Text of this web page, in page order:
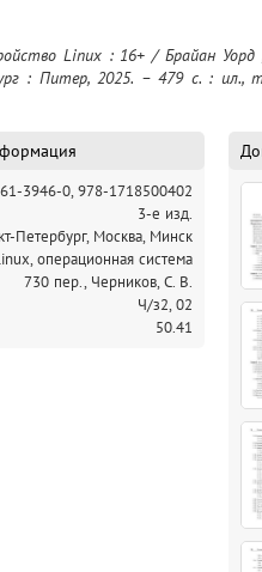
: Питер, 2025. – 479 с. : ил.,
3946-0, 978-1718500402
3-е изд.
Петербург, Москва, Минск
операционная система
730 пер., Черников, С. В.
Ч/з2, 02
50.41